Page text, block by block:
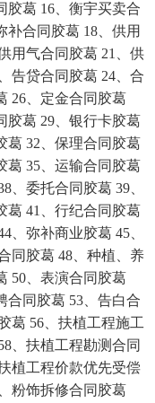
胶葛 16、衡宇买卖合
补合同胶葛 18、供用
用气合同胶葛 21、供
告贷合同胶葛 24、合
26、定金合同胶葛
胶葛 29、银行卡胶葛
葛 32、保理合同胶葛
葛 35、运输合同胶葛
、委托合同胶葛 39、
葛 41、行纪合同胶葛
、弥补商业胶葛 45、
同胶葛 48、种植、养
50、表演合同胶葛
合同胶葛 53、告白合
葛 56、扶植工程施工
、扶植工程勘测合同
植工程价款优先受偿
粉饰拆修合同胶葛